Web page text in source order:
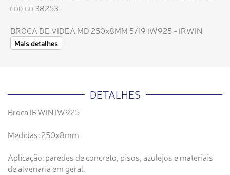
CÓDIGO 38253
BROCA DE VIDEA MD 250x8MM 5/19 IW925 - IRWIN
Mais detalhes
DETALHES
Broca IRWIN IW925
Medidas: 250x8mm
Aplicação: paredes de concreto, pisos, azulejos e materiais
de alvenaria em geral.